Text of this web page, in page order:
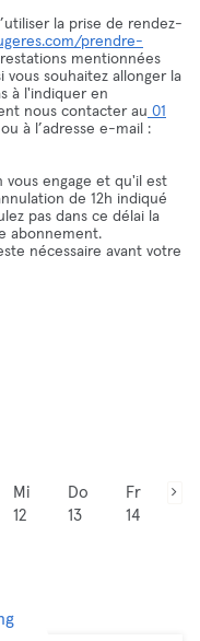
la prise de rendez-
prendre-
mentionnées
vous souhaitez allonger la
à l'indiquer en
nous contacter au 01
à l’adresse e-mail :
vous engage et qu'il est
de 12h indiqué
pas dans ce délai la
abonnement.
nécessaire avant votre
Mi
12
Do
13
Fr
14